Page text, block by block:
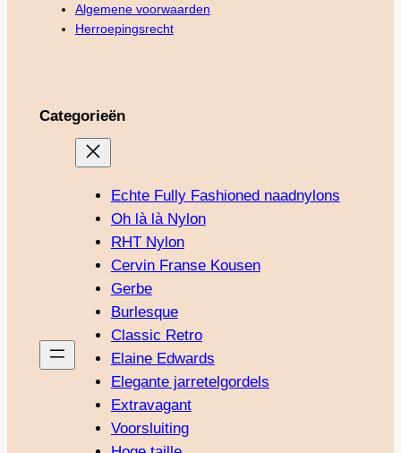
Algemene voorwaarden
Herroepingsrecht
Categorieën
Echte Fully Fashioned naadnylons
Oh là là Nylon
RHT Nylon
Cervin Franse Kousen
Gerbe
Burlesque
Classic Retro
Elaine Edwards
Elegante jarretelgordels
Extravagant
Voorsluiting